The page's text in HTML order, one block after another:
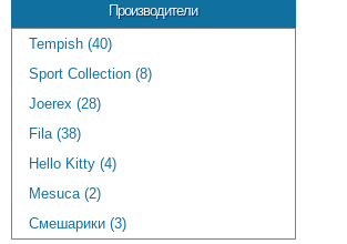
Производители
Tempish (40)
Sport Collection (8)
Joerex (28)
Fila (38)
Hello Kitty (4)
Mesuca (2)
Смешарики (3)